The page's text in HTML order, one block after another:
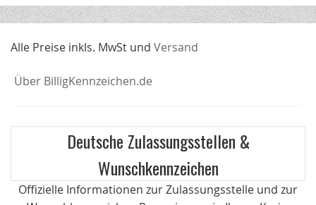
Alle Preise inkls. MwSt und Versand
Über BilligKennzeichen.de
Deutsche Zulassungsstellen &
Wunschkennzeichen
Offizielle Informationen zur Zulassungsstelle und zur